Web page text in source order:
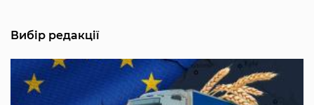
Вибір редакції